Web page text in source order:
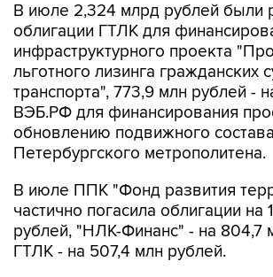
В июле 2,324 млрд рублей были
облигации ГТЛК для
инфраструктурного проекта
льготного лизинга гражданских
транспорта", 773,9 млн рублей -
ВЭБ.РФ для финансирования
обновлению подвижного состава
Петербургского метрополитена.
В июле ППК "Фонд развития
частично погасила облигации на
рублей, "НЛК-Финанс" - на 804,7
ГТЛК - на 507,4 млн рублей.